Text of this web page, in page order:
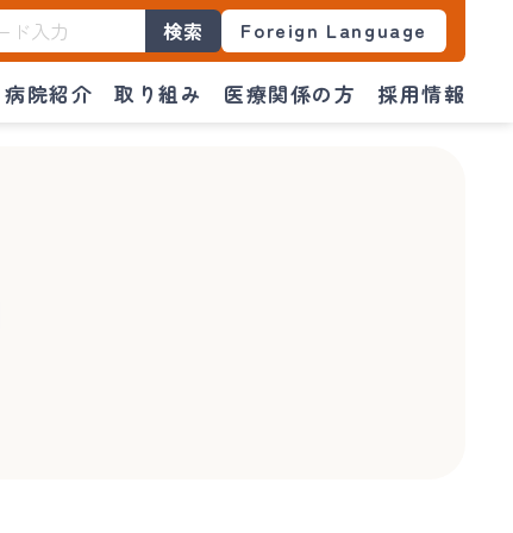
病院紹介 取り組み 医療関係の方 採用情報
検索 Foreign Language